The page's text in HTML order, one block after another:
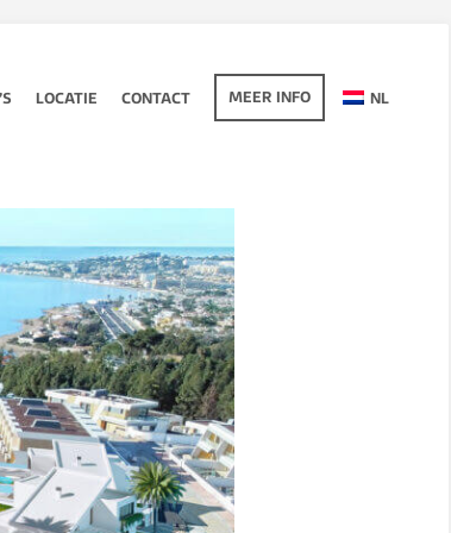
LOCATIE CONTACT MEER INFO NL